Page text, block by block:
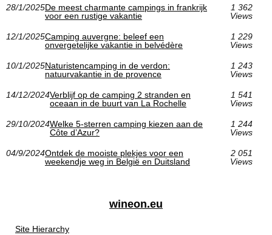
28/1/2025De meest charmante campings in frankrijk
voor een rustige vakantie
1 362
Views
12/1/2025Camping auvergne: beleef een
onvergetelijke vakantie in belvédère
1 229
Views
10/1/2025Naturistencamping in de verdon:
natuurvakantie in de provence
1 243
Views
14/12/2024Verblijf op de camping 2 stranden en
oceaan in de buurt van La Rochelle
1 541
Views
29/10/2024Welke 5-sterren camping kiezen aan de
Côte d’Azur?
1 244
Views
04/9/2024Ontdek de mooiste plekjes voor een
weekendje weg in België en Duitsland
2 051
Views
wineon.eu
Site Hierarchy